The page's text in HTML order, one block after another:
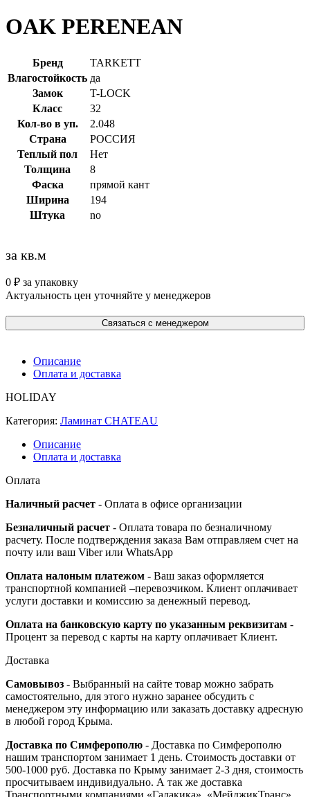
OAK PERENEAN
Бренд
TARKETT
Влагостойкость да
Замок
T-LOCK
Класс
32
Кол-во в уп.
2.048
Страна
РОССИЯ
Теплый пол
Нет
Толщина
8
Фаска
прямой кант
Ширина
194
Штука
no
за кв.м
0 ₽ за упаковку
Актуальность цен уточняйте у менеджеров
Связаться с менеджером
Описание
Оплата и доставка
HOLIDAY
Категория: Ламинат CHATEAU
Описание
Оплата и доставка
Оплата
Наличный расчет - Оплата в офисе организации
Безналичный расчет - Оплата товара по безналичному
расчету. После подтверждения заказа Вам отправляем счет на
почту или ваш Viber или WhatsApp
Оплата налоным платежом - Ваш заказ оформляется
транспортной компанией –перевозчиком. Клиент оплачивает
услуги доставки и комиссию за денежный перевод.
Оплата на банковскую карту по указанным реквизитам -
Процент за перевод с карты на карту оплачивает Клиент.
Доставка
Самовывоз - Выбранный на сайте товар можно забрать
самостоятельно, для этого нужно заранее обсудить с
менеджером эту информацию или заказать доставку адресную
в любой город Крыма.
Доставка по Симферополю - Доставка по Симферополю
нашим транспортом занимает 1 день. Стоимость доставки от
500-1000 руб. Доставка по Крыму занимает 2-3 дня, стоимость
просчитываем индивидуально. А так же доставка
Транспортными компаниями «Галакика», «МейджикТранс»,